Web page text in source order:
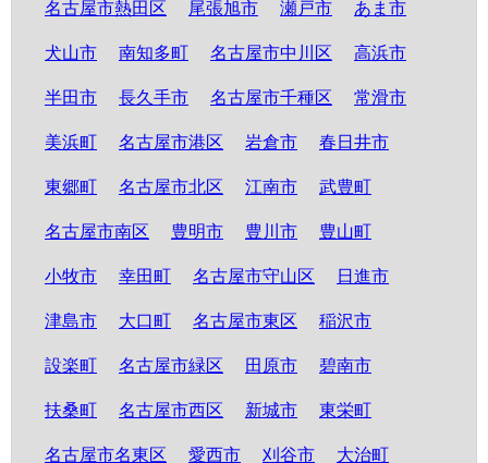
名古屋市熱田区 尾張旭市 瀬戸市 あま市
犬山市 南知多町 名古屋市中川区 高浜市
半田市 長久手市 名古屋市千種区 常滑市
美浜町 名古屋市港区 岩倉市 春日井市
東郷町 名古屋市北区 江南市 武豊町
名古屋市南区 豊明市 豊川市 豊山町
小牧市 幸田町 名古屋市守山区 日進市
津島市 大口町 名古屋市東区 稲沢市
設楽町 名古屋市緑区 田原市 碧南市
扶桑町 名古屋市西区 新城市 東栄町
名古屋市名東区 愛西市 刈谷市 大治町